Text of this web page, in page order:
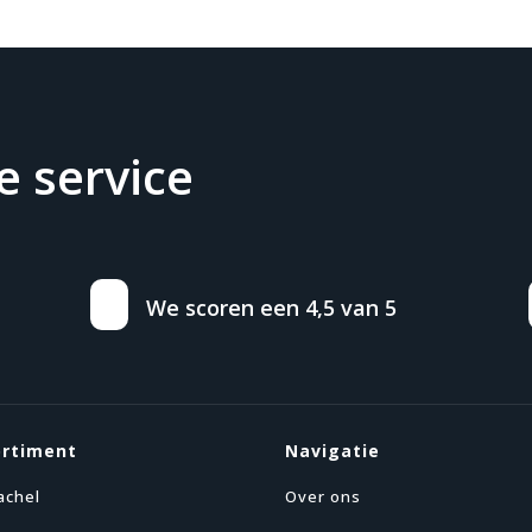
service
We scoren een 4,5 van 5
Navigatie
Over ons